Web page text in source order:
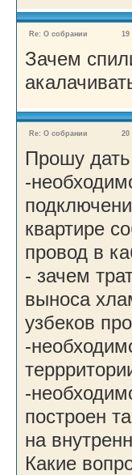
Re: О собрании 19 мар
Зачем
Re: О собрании 20 мар
Прошу
-
квартире
провод в
- зачем
выноса
узбеков
-
-
построен
на
Какие